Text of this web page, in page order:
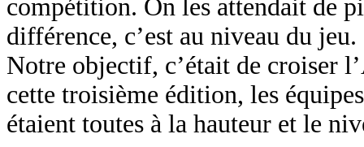
compétition. On les attendait de
différence, c’est au niveau du
Notre objectif, c’était de croiser
cette troisième édition, les
étaient toutes à la hauteur et le